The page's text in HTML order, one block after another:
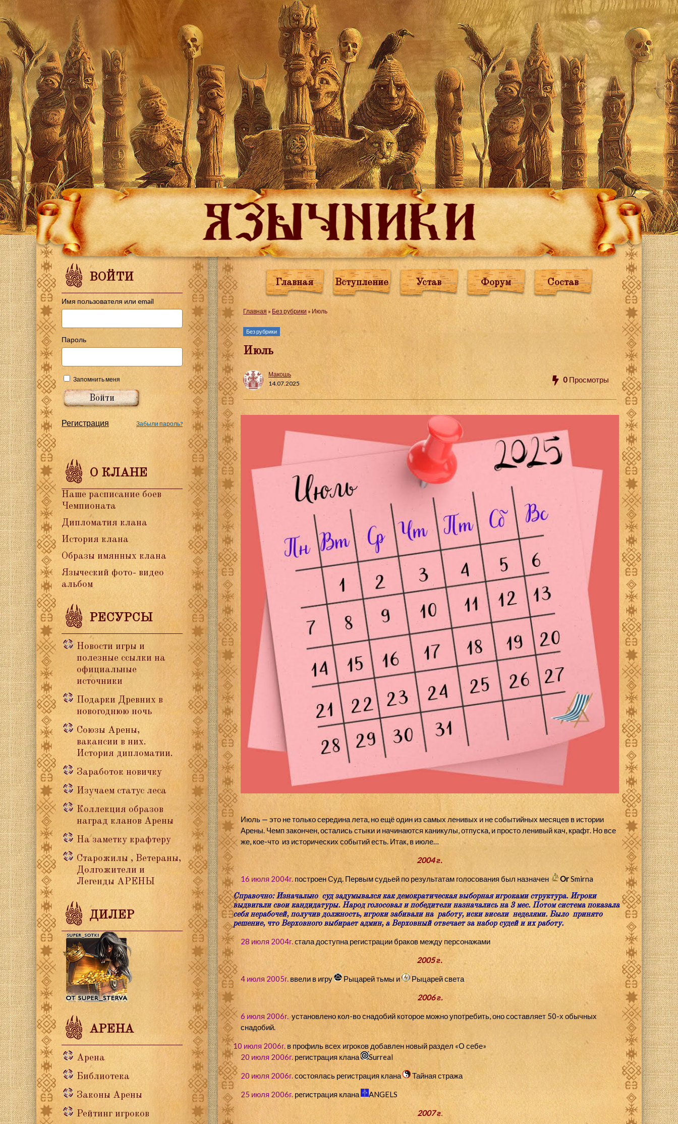
Главная Вступление Устав Форум Состав
Главная » Без рубрики » Июль
Без рубрики
Июль
Макошь
14.07.2025
0 Просмотры
Июль — это не только середина лета, но ещё один из самых ленивых и не событийных месяцев в истории
Арены. Чемп закончен, остались стыки и начинаются каникулы, отпуска, и просто ленивый кач, крафт. Но все
же, кое-что из исторических событий есть. Итак, в июле…
2004 г.
16 июля 2004г. построен Суд. Первым судьей по результатам голосования был назначен OrSmirna
Справочно:Изначально суд задумывался как демократическая выборная игроками структура. Игроки
выдвигали свои кандидатуры. Народ голосовал и победители назначались на 3 мес. Потом система показала
себя нерабочей, получив должность, игроки забивали на работу, иски висели неделями. Было принято
решение, что Верховного выбирает админ, а Верховный отвечает за набор судей и их работу.
28 июля 2004г.cтала доступна регистрации браков между персонажами
2005 г.
4 июля 2005г. ввели в игру Рыцарей тьмы и Рыцарей света
2006 г.
6 июля 2006г.установлено кол-во снадобий которое можно употребить, оно составляет 50-х обычных
снадобий.
10 июля 2006г. в профиль всех игроков добавлен новый раздел «О себе»
20 июля 2006г. регистрация клана Surreal
20 июля 2006г.состоялась регистрация клана Тайная стража
25 июля 2006г. регистрация клана ANGELS
2007 г.
ВОЙТИ
Имя пользователя или email
Пароль
Запомнить меня
Регистрация Забыли пароль?
О КЛАНЕ
Наше расписание боев
Чемпионата
Дипломатия клана
История клана
Образы имянных клана
Языческий фото- видео
альбом
РЕСУРСЫ
Новости игры и
полезные ссылки на
официальные
источники
Подарки Древних в
новогоднюю ночь
Союзы Арены,
вакансии в них.
История дипломатии.
Заработок новичку
Изучаем статус леса
Коллекция образов
наград кланов Арены
На заметку крафтеру
Старожилы , Ветераны,
Долгожители и
Легенды АРЕНЫ
ДИЛЕР
АРЕНА
Арена
Библиотека
Законы Арены
Рейтинг игроков